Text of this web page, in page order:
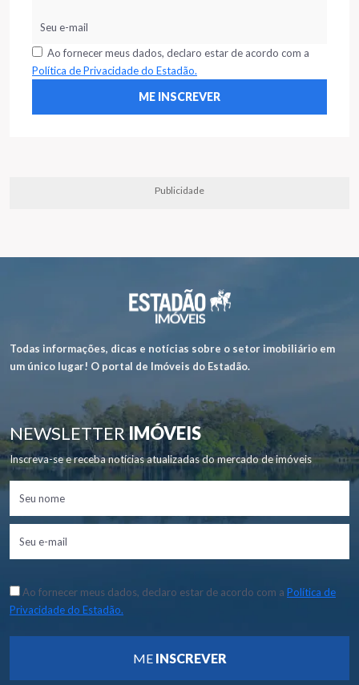
Ao fornecer meus dados, declaro estar de acordo com a
Política de Privacidade do Estadão.
Publicidade
Todas informações, dicas e notícias sobre o setor imobiliário em
um único lugar! O portal de Imóveis do Estadão.
NEWSLETTERIMÓVEIS
Inscreva-se e receba notícias atualizadas do mercado de imóveis
Ao fornecer meus dados, declaro estar de acordo com a Política de
Privacidade do Estadão.
ME INSCREVER